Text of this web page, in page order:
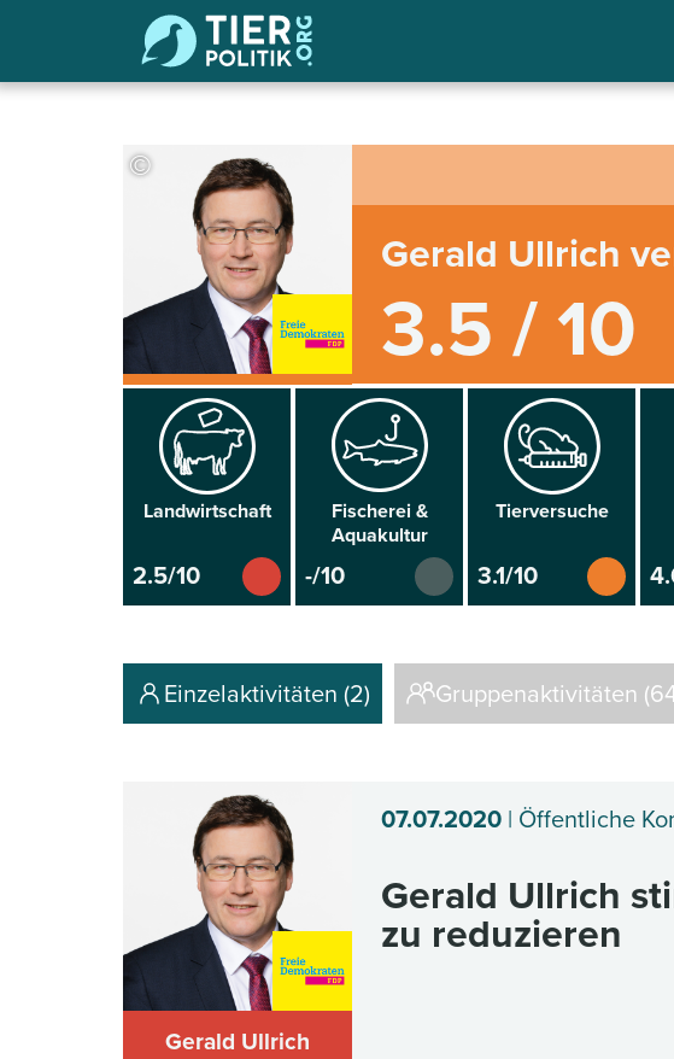
©
Gerald Ullrich
3.5 / 10
Land­wirtschaft
2.5/10
Fischerei &
Aqua­kultur
-/10
Tier­versuche
3.1/10
Einzelaktivitäten (2) Gruppenaktivitäten
Gerald Ullrich
07.07.2020 | Öffentliche
Gerald Ullrich
zu reduzieren